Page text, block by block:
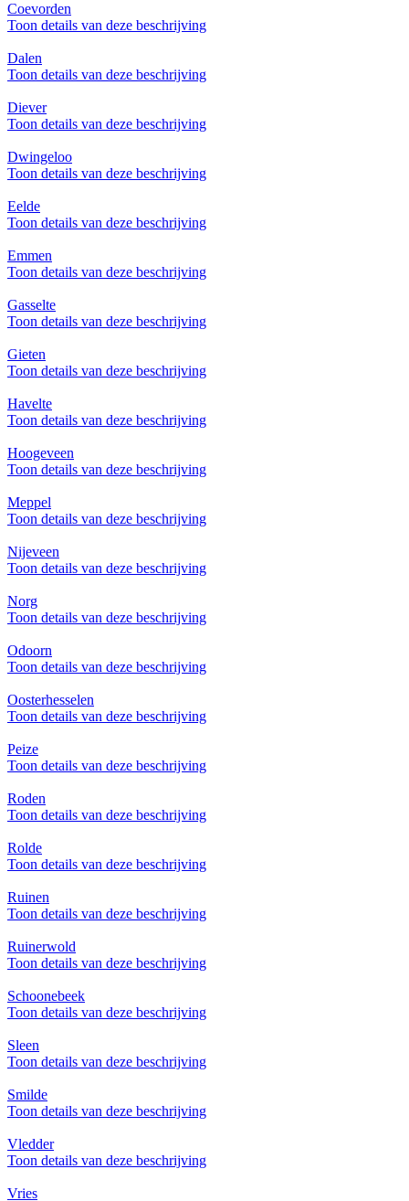
Coevorden
Toon details van deze beschrijving
Dalen
Toon details van deze beschrijving
Diever
Toon details van deze beschrijving
Dwingeloo
Toon details van deze beschrijving
Eelde
Toon details van deze beschrijving
Emmen
Toon details van deze beschrijving
Gasselte
Toon details van deze beschrijving
Gieten
Toon details van deze beschrijving
Havelte
Toon details van deze beschrijving
Hoogeveen
Toon details van deze beschrijving
Meppel
Toon details van deze beschrijving
Nijeveen
Toon details van deze beschrijving
Norg
Toon details van deze beschrijving
Odoorn
Toon details van deze beschrijving
Oosterhesselen
Toon details van deze beschrijving
Peize
Toon details van deze beschrijving
Roden
Toon details van deze beschrijving
Rolde
Toon details van deze beschrijving
Ruinen
Toon details van deze beschrijving
Ruinerwold
Toon details van deze beschrijving
Schoonebeek
Toon details van deze beschrijving
Sleen
Toon details van deze beschrijving
Smilde
Toon details van deze beschrijving
Vledder
Toon details van deze beschrijving
Vries